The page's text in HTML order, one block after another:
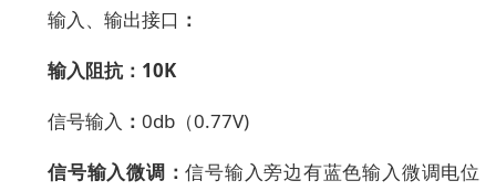
输入、 输出接口 ：
输入阻抗： 10K
信号输入 ： 0db （0.77V)
信号输入微调 ：信号输入旁边有蓝色输入微调电位